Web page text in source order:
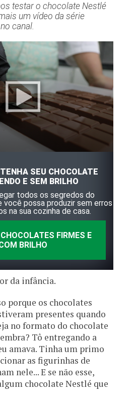
testar o chocolate Nestlé
um vídeo da série
canal.
SEU CHOCOLATE
E SEM BRILHO
todos os segredos do
você possa produzir sem erros
na sua cozinha de casa.
FIRMES E
BRILHO
da infância.
porque os chocolates
presentes quando
no formato do chocolate
Tô entregando a
amava. Tinha um primo
as figurinhas de
nele... E se não esse,
chocolate Nestlé que